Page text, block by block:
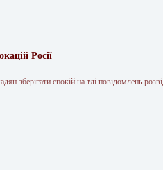
Росії
зберігати спокій на тлі повідомлень